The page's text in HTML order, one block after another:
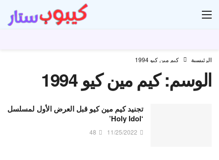
الرئيسية كيم مين كيو 1994
الوسم:كيم مين كيو 1994
تجنيد كيم مين كيو قبل العرض الأول لمسلسل
‘Holy Idol’
11/25/2022
48